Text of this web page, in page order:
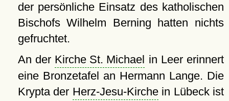
der persönliche Einsatz des katholischen
Bischofs Wilhelm Berning hatten nichts
gefruchtet.
An der Kirche St. Michael in Leer erinnert
eine Bronzetafel an Hermann Lange. Die
Krypta der Herz-Jesu-Kirchein Lübeck ist